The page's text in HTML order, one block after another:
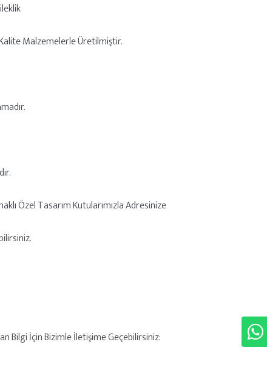
Malzemelerle Üretilmiştir.
Özel Tasarım Kutularımızla Adresinize
Bilgi İçin Bizimle İletişime Geçebilirsiniz: